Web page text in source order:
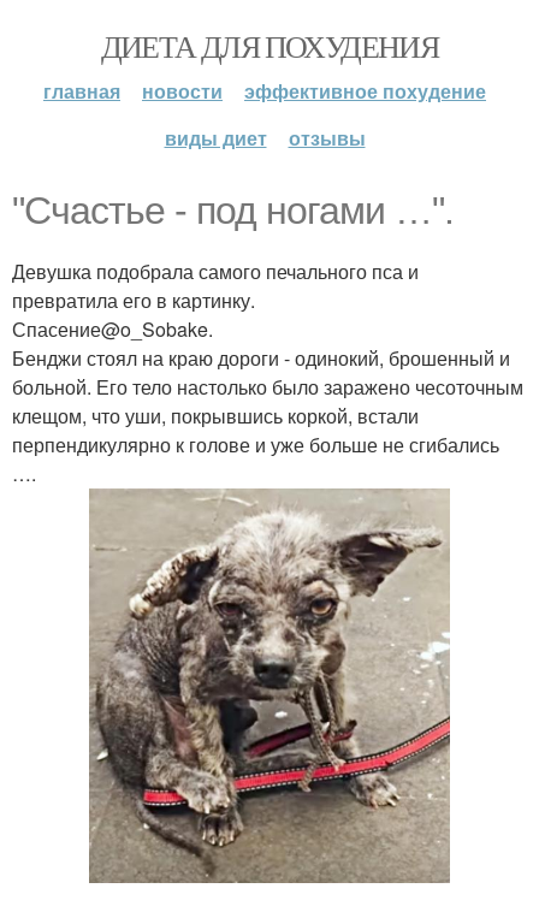
ДИЕТА ДЛЯ ПОХУДЕНИЯ
главная новости
эффективное похудение
виды диет
отзывы
"Счастье - под ногами …".
Девушка подобрала самого печального пса и
превратила его в картинку.
Спасение@o_Sobake.
Бенджи стоял на краю дороги - одинокий, брошенный и
больной. Его тело настолько было заражено чесоточным
клещом, что уши, покрывшись коркой, встали
перпендикулярно к голове и уже больше не сгибались
….